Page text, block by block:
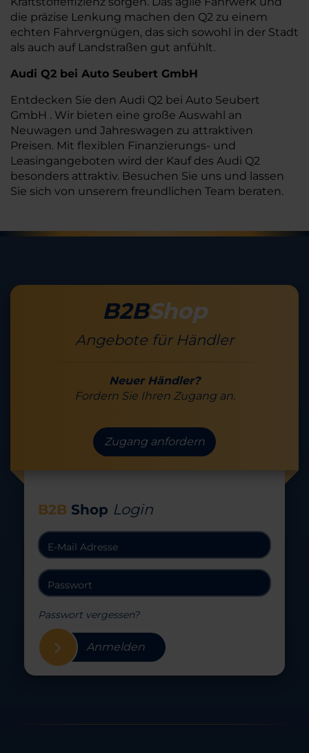
die präzise Lenkung machen den Q2 zu einem
echten Fahrvergnügen, das sich sowohl in der Stadt
als auch auf Landstraßen gut anfühlt.
Audi Q2 bei Auto Seubert GmbH
Entdecken Sie den Audi Q2 bei Auto Seubert
GmbH . Wir bieten eine große Auswahl an
Neuwagen und Jahreswagen zu attraktiven
Preisen. Mit flexiblen Finanzierungs- und
Leasingangeboten wird der Kauf des Audi Q2
besonders attraktiv. Besuchen Sie uns und lassen
Sie sich von unserem freundlichen Team beraten.
B2BShop
Angebote für Händler
Neuer Händler?
Fordern Sie Ihren Zugang an.
Zugang anfordern
B2B Shop Login
Passwort vergessen?
Anmelden